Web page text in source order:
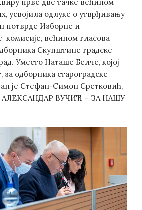
прве две тачке већином
усвојила одлуке о утврђивању
потврде Изборне и
комисије, већином гласова
Скупштине градске
Уместо Наташе Белче, којој
за одборника староградске
је Стефан-Симон Сретковић,
АЛЕКСАНДАР ВУЧИЋ – ЗА НАШУ